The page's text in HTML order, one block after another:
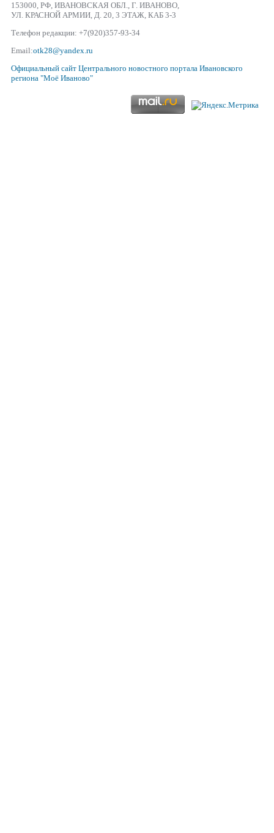
153000, РФ, ИВАНОВСКАЯ ОБЛ., Г. ИВАНОВО,
УЛ. КРАСНОЙ АРМИИ, Д. 20, 3 ЭТАЖ, КАБ 3-3
Телефон редакции: +7(920)357-93-34
Email:otk28@yandex.ru
Официальный сайт Центрального новостного портала Ивановского
региона "Моё Иваново"